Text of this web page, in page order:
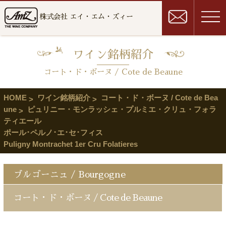
株式会社 エイ・エム・ズィー
ワイン銘柄紹介
コート・ド・ボーヌ / Cote de Beaune
HOME ワイン銘柄紹介
コート・ド・ボーヌ / Cote de Bea
une
ピュリニー・モンラッシェ・プルミエ・クリュ・フォラ
ティエール
ポール･ペルノ･エ･セ･フィス
Puligny Montrachet 1er Cru Folatieres
ブルゴーニュ / Bourgogne
コート・ド・ボーヌ / Cote de Beaune